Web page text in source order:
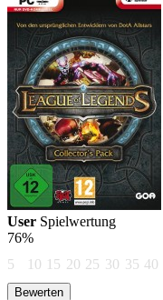
User Spielwertung
76%
5
10 15 20 25 30 35 40